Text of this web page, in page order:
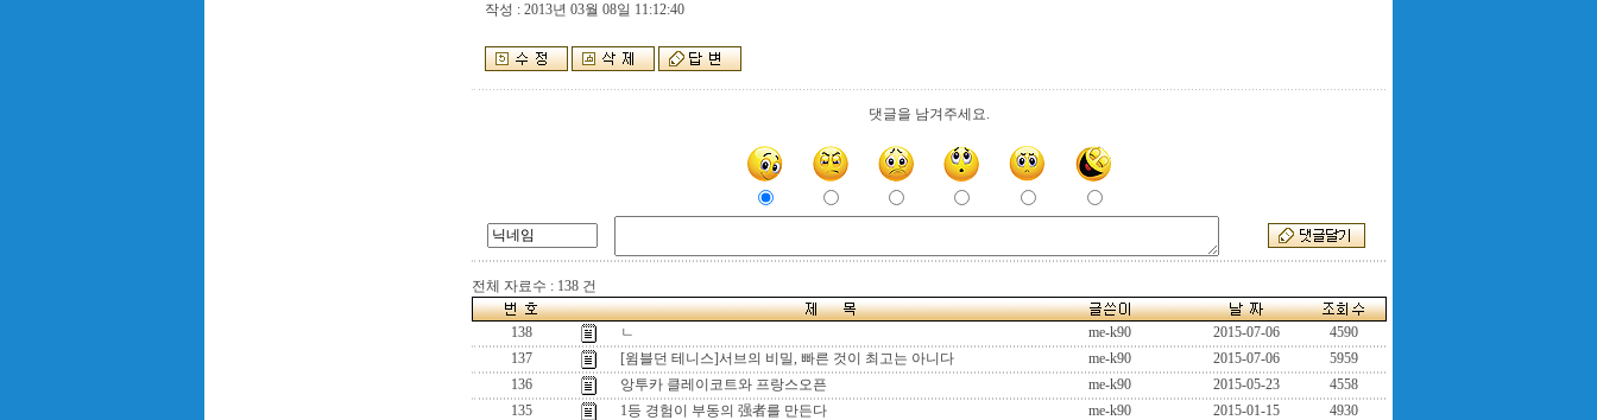
작성 : 2013년 03월 08일 11:12:40
댓글을 남겨주세요.
전체 자료수 : 138 건
138 ㄴ me-k90 2015-07-06
4590
137
[윔블던 테니스]서브의 비밀, 빠른 것이 최고는 아니다 me-k90 2015-07-06
5959
136
앙투카 클레이코트와 프랑스오픈 me-k90 2015-05-23
4558
135
1등 경험이 부동의 强者를 만든다 me-k90 2015-01-15
4930